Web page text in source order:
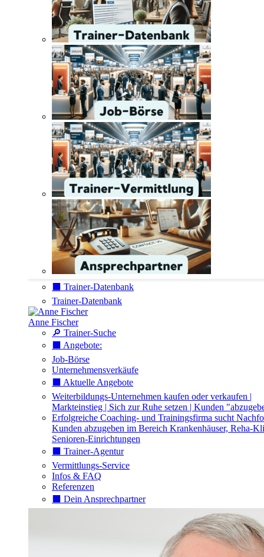
⬛️ Trainer-Datenbank
Trainer-Datenbank
Anne Fischer
🔎 Trainer-Suche
⬛️ Angebote:
Job-Börse
Unternehmensverkäufe
⬛️ Aktuelle Angebote
Weiterbildungs-Unternehmen kaufen oder verkaufen |
Markteinstieg | Sich zur Ruhe setzen | Kunden
Erfolgreiche Coaching- und Trainingsfirma sucht
Kunden abzugeben im Bereich Krankenhäuser, Reha-
Senioren-Einrichtungen
⬛️ Trainer-Agentur
Vermittlungs-Service
Infos & FAQ
Referenzen
⬛️ Dein Ansprechpartner